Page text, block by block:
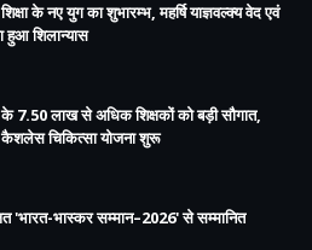
के नए युग का शुभारम्भ, महर्षि याज्ञवल्क्य वेद एवं
हुआ शिलान्यास
के 7.50 लाख से अधिक शिक्षकों को बड़ी सौगात,
कैशलेस चिकित्सा योजना शुरू
'भारत-भास्कर सम्मान–2026' से सम्मानित